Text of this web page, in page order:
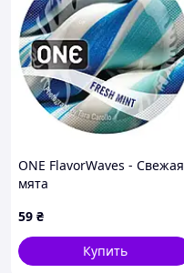
ONE FlavorWaves - Свежая
мята
59 ₴
Купить